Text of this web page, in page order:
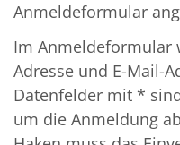
Anmeldeformular
Im Anmeldeformular
Adresse und E-Mail-
Datenfelder mit *
um die Anmeldung